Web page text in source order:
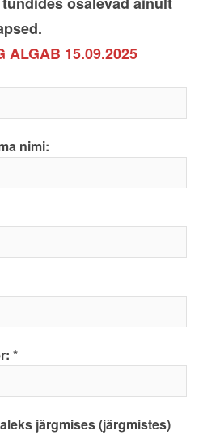
ALGAB 15.09.2025
nimi:
järgmises (järgmistes)